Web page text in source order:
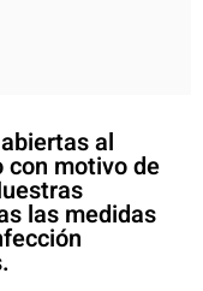
al
con motivo de
las medidas